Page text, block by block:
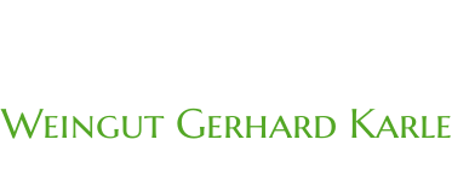
Weingut Gerhard Karle